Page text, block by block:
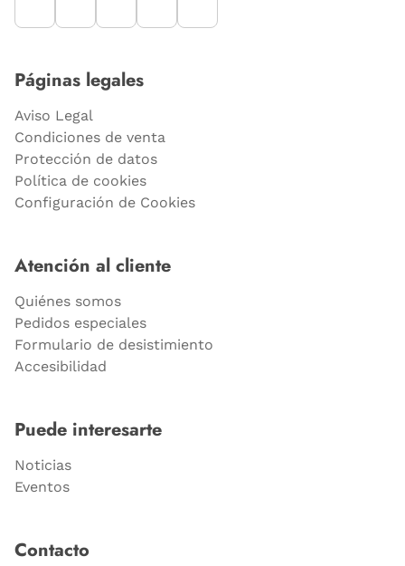
Páginas legales
Aviso Legal
Condiciones de venta
Protección de datos
Política de cookies
Configuración de Cookies
Atención al cliente
Quiénes somos
Pedidos especiales
Formulario de desistimiento
Accesibilidad
Puede interesarte
Noticias
Eventos
Contacto